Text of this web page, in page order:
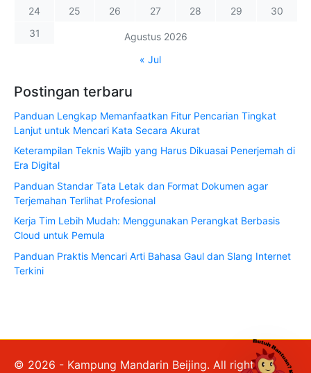
Agustus 2026
24
25 26 27 28 29
30
31
« Jul
Postingan terbaru
Panduan Lengkap Memanfaatkan Fitur Pencarian Tingkat
Lanjut untuk Mencari Kata Secara Akurat
Keterampilan Teknis Wajib yang Harus Dikuasai Penerjemah di
Era Digital
Panduan Standar Tata Letak dan Format Dokumen agar
Terjemahan Terlihat Profesional
Kerja Tim Lebih Mudah: Menggunakan Perangkat Berbasis
Cloud untuk Pemula
Panduan Praktis Mencari Arti Bahasa Gaul dan Slang Internet
Terkini
© 2026 - Kampung Mandarin Beijing. All rights